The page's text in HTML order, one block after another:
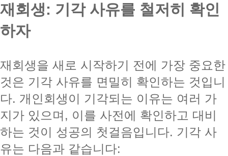
재회생: 기각 사유를 철저히 확인
하자
재회생을 새로 시작하기 전에 가장 중요한
것은 기각 사유를 면밀히 확인하는 것입니
다. 개인회생이 기각되는 이유는 여러 가
지가 있으며, 이를 사전에 확인하고 대비
하는 것이 성공의 첫걸음입니다. 기각 사
유는 다음과 같습니다: